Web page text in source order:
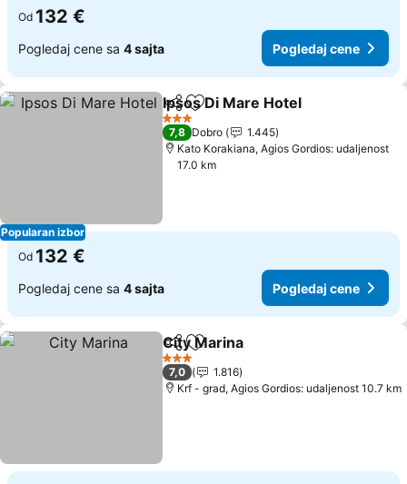
Od 132 €
Pogledaj cene sa 4 sajta Pogledaj cene
Popularan izbor
Deli Dodati u favorite
Ipsos Di Mare Hotel
3 Zvezdice
7,8 Dobro
1.445
Kato Korakiana, Agios Gordios: udaljenost
17.0 km
Od 132 €
Pogledaj cene sa 4 sajta Pogledaj cene
Deli Dodati u favorite
City Marina
3 Zvezdice
7,0
1.816
Krf - grad, Agios Gordios: udaljenost 10.7 km